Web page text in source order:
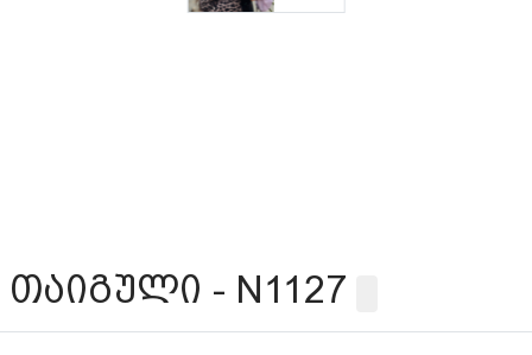
თაიგული - N1127